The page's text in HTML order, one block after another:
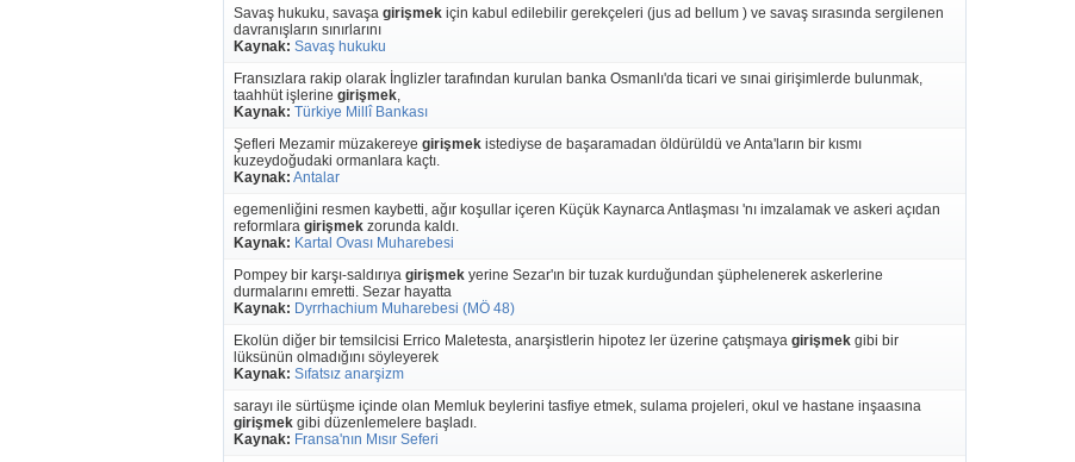
Savaş hukuku, savaşa girişmek için kabul edilebilir gerekçeleri (jus ad bellum ) ve savaş sırasında sergilenen
davranışların sınırlarını
Kaynak: Savaş hukuku
Fransızlara rakip olarak İnglizler tarafından kurulan banka Osmanlı'da ticari ve sınai girişimlerde bulunmak,
taahhüt işlerine girişmek,
Kaynak: Türkiye Millî Bankası
Şefleri Mezamir müzakereye girişmek istediyse de başaramadan öldürüldü ve Anta'ların bir kısmı
kuzeydoğudaki ormanlara kaçtı.
Kaynak: Antalar
egemenliğini resmen kaybetti, ağır koşullar içeren Küçük Kaynarca Antlaşması 'nı imzalamak ve askeri açıdan
reformlara girişmek zorunda kaldı.
Kaynak: Kartal Ovası Muharebesi
Pompey bir karşı-saldırıya girişmek yerine Sezar'ın bir tuzak kurduğundan şüphelenerek askerlerine
durmalarını emretti. Sezar hayatta
Kaynak: Dyrrhachium Muharebesi (MÖ 48)
Ekolün diğer bir temsilcisi Errico Maletesta, anarşistlerin hipotez ler üzerine çatışmaya girişmek gibi bir
lüksünün olmadığını söyleyerek
Kaynak: Sıfatsız anarşizm
sarayı ile sürtüşme içinde olan Memluk beylerini tasfiye etmek, sulama projeleri, okul ve hastane inşaasına
girişmek gibi düzenlemelere başladı.
Kaynak: Fransa'nın Mısır Seferi